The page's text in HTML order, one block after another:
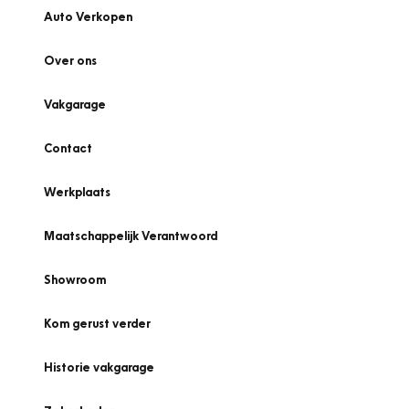
Auto Verkopen
Over ons
Vakgarage
Contact
Werkplaats
Maatschappelijk Verantwoord
Showroom
Kom gerust verder
Historie vakgarage